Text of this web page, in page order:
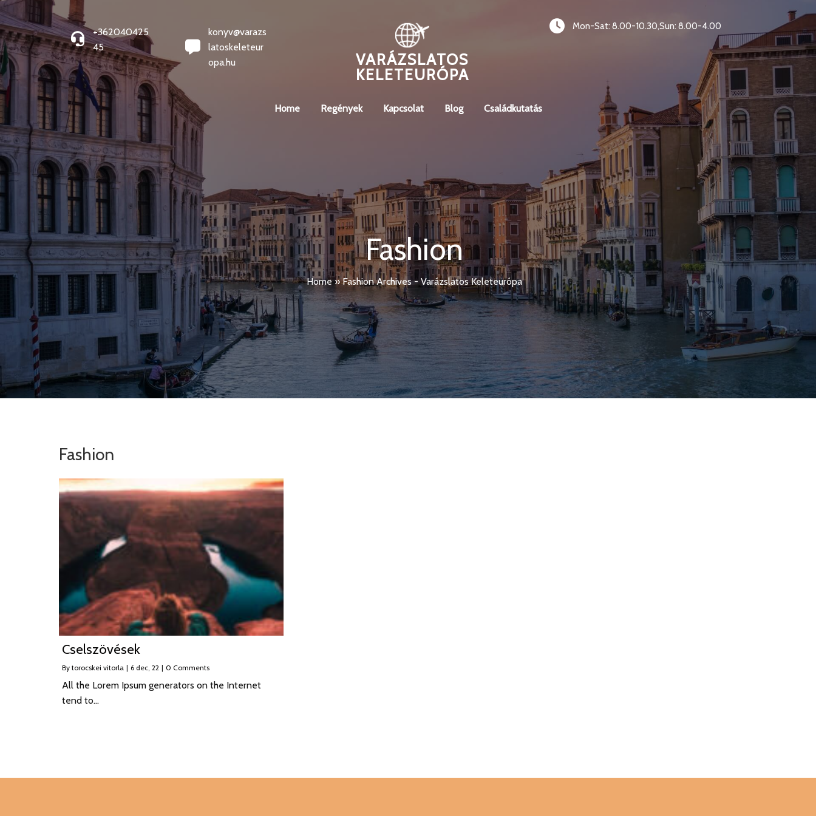
+362040425
45
konyv@varazs
latoskeleteur
opa.hu
VARÁZSLATOS
KELETEURÓPA
Mon-Sat: 8.00-10.30,Sun: 8.00-4.00
Home Regények Kapcsolat Blog Családkutatás
Fashion
Home»Fashion Archives - Varázslatos Keleteurópa
Fashion
Cselszövések
By torocskei vitorla | 6 dec, 22 | 0 Comments
All the Lorem Ipsum generators on the Internet
tend to…